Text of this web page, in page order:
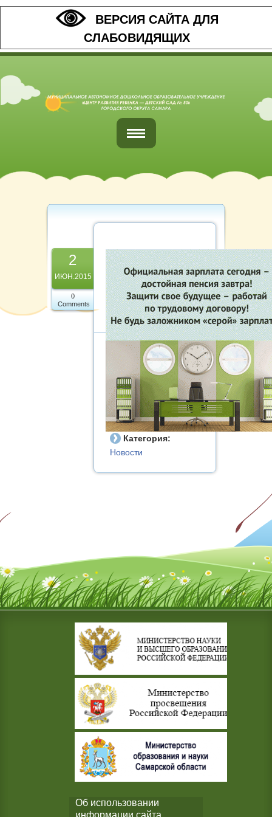
ВЕРСИЯ САЙТА ДЛЯ
СЛАБОВИДЯЩИХ
Главная
Наши контакты
Организация питания
Карта сайта
2
ИЮН.2015
0
Comments
Категория:
Новости
Об использовании
информации сайта